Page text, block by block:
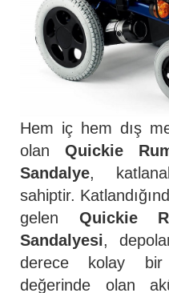
Hem iç hem dış
olan Quickie
Sandalye,
sahiptir.
gelen Quickie
Sandalyesi,
derece kolay
değerinde olan